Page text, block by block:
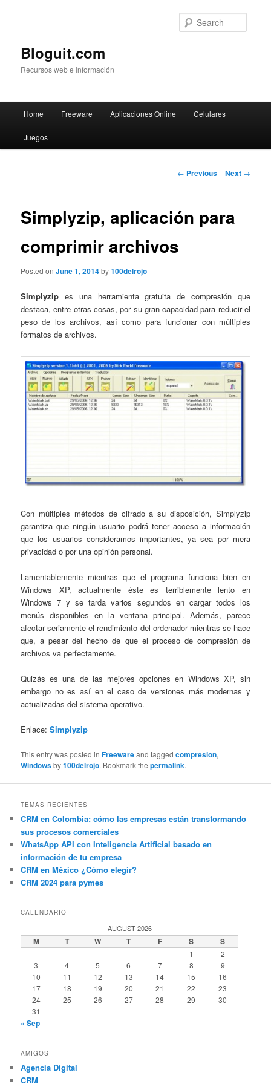
Bloguit.com
Recursos web e Información
Skip
to
Home Freeware Aplicaciones Online Celulares
Juegos
Post
← Previous Next →
Simplyzip, aplicación para
comprimir archivos
Posted onJune 1, 2014by100delrojo
Simplyzip es una herramienta gratuita de compresión que
destaca, entre otras cosas, por su gran capacidad para reducir el
peso de los archivos, así como para funcionar con múltiples
formatos de archivos.
Con múltiples métodos de cifrado a su disposición, Simplyzip
garantiza que ningún usuario podrá tener acceso a información
que los usuarios consideramos importantes, ya sea por mera
privacidad o por una opinión personal.
Lamentablemente mientras que el programa funciona bien en
Windows XP, actualmente éste es terriblemente lento en
Windows 7 y se tarda varios segundos en cargar todos los
menús disponibles en la ventana principal. Además, parece
afectar seriamente el rendimiento del ordenador mientras se hace
que, a pesar del hecho de que el proceso de compresión de
archivos va perfectamente.
Quizás es una de las mejores opciones en Windows XP, sin
embargo no es así en el caso de versiones más modernas y
actualizadas del sistema operativo.
Enlace:Simplyzip
This entry was posted inFreewareand taggedcompresion,
Windowsby100delrojo. Bookmark thepermalink.
TEMAS RECIENTES
CRM en Colombia: cómo las empresas están transformando
sus procesos comerciales
WhatsApp API con Inteligencia Artificial basado en
información de tu empresa
CRM en México ¿Cómo elegir?
CRM 2024 para pymes
CALENDARIO
AUGUST 2026
M T W T F S S
1
2
3
4 5 6 7 8
9
10
11 12 13 14 15
16
17
18 19 20 21 22
23
24
25 26 27 28 29
30
31
« Sep
AMIGOS
Agencia Digital
CRM